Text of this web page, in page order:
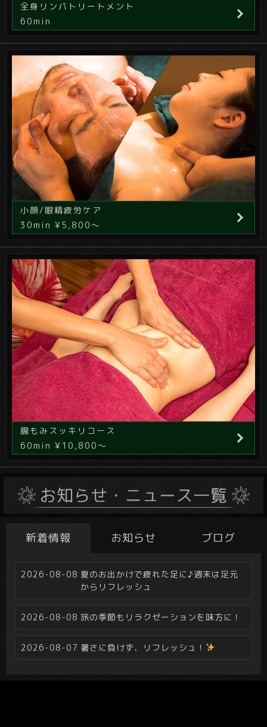
全身リンパトリートメント
60min
小顔/眼精疲労ケア
30min ¥5,800～
腸もみスッキリコース
60min ¥10,800～
新着情報 お知らせ ブログ
2026-08-08 夏のお出かけで疲れた足に♪週末は足元
からリフレッシュ
2026-08-08 旅の季節もリラクゼーションを味方に！
2026-08-07 暑さに負けず、リフレッシュ！